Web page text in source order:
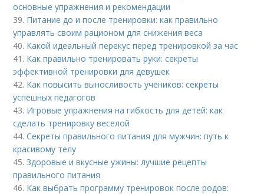
основные упражнения и рекомендации
39. Питание до и после тренировки: как правильно
управлять своим рационом для снижения веса
40. Какой идеальный перекус перед тренировкой за час
41. Как правильно тренировать руки: секреты
эффективной тренировки для девушек
42. Как повысить выносливость учеников: секреты
успешных педагогов
43. Игровые упражнения на гибкость для детей: как
сделать тренировку веселой
44.Секреты правильного питания для мужчин: путь к
красивому телу
45.Здоровые и вкусные ужины: лучшие рецепты
правильного питания
46. Как выбрать программу тренировок после родов: